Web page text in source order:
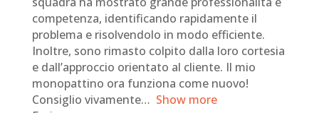
d
5
o
u
t
o
f
competenza, identificando rapidamente il
problema e risolvendolo in modo efficiente.
Inoltre, sono rimasto colpito dalla loro cortesia
e dall’approccio orientato al cliente. Il mio
monopattino ora funziona come nuovo!
Consiglio vivamente
Show more